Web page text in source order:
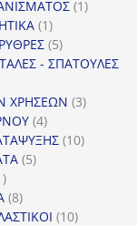
προϊόντα
11
11
προϊόν
55
προϊόντα
- ΣΠΑΤΟΥΛΕΣ
ΧΡΗΣΕΩΝ 33
44
προϊόντα
1010
55
1
προϊόν
88
προϊόντα
1010